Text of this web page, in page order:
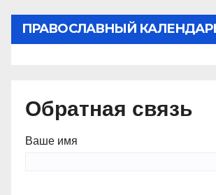
ПРАВОСЛАВНЫЙ
Обратная связь
Ваше имя